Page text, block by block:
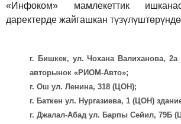
«Инфоком» мамлекеттик
даректерде жайгашкан түзүлүштөрүндө
г. Бишкек, ул. Чохана Валиханова,
авторынок «РИОМ-Авто»;
г. Ош ул. Ленина, 318 (ЦОН);
г. Баткен ул. Нургазиева, 1 (ЦОН)
г. Джалал-Абад ул. Барпы Сейил, 79Б